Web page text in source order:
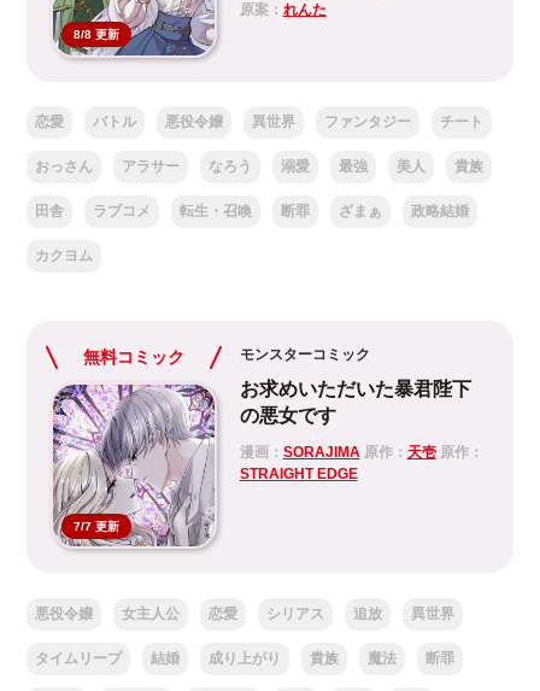
8/8 更新
原案： れんた
恋愛 バトル 悪役令嬢 異世界 ファンタジー チート
おっさん アラサー なろう 溺愛 最強 美人 貴族
田舎 ラブコメ 転生・召喚 断罪 ざまぁ 政略結婚
カクヨム
無料コミック
7/7 更新
モンスターコミック
お求めいただいた暴君陛下
の悪女です
漫画： SORAJIMA原作： 天壱原作：
STRAIGHT EDGE
悪役令嬢 女主人公 恋愛 シリアス 追放 異世界
タイムリープ 結婚 成り上がり 貴族 魔法 断罪